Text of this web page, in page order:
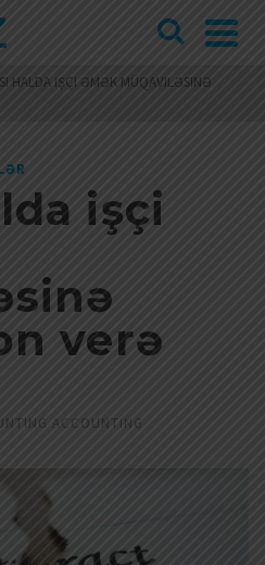
HALDA IŞÇI ƏMƏK MÜQAVILƏSINƏ
işçi
verə
ACCOUNTING